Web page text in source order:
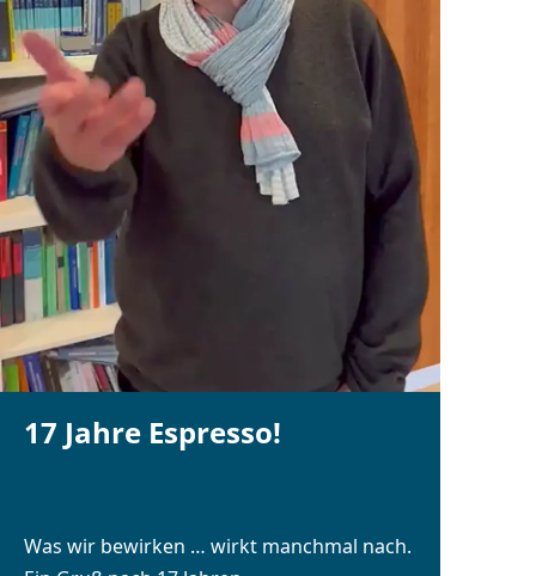
17 Jahre Espresso!
Was wir bewirken … wirkt manchmal nach.